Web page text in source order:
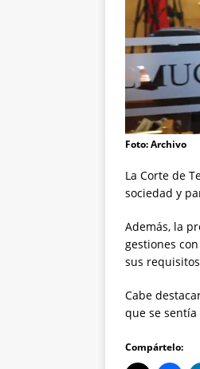
Foto: Archivo
La Corte de
sociedad y
Además, la
gestiones
sus
Cabe
que se sentía
Compártelo: